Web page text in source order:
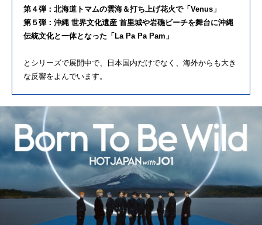
第４弾：北海道トマムの雲海＆打ち上げ花火で「Venus」
第５弾：沖縄 世界文化遺産 首里城や岩礁ビーチを舞台に沖縄
伝統文化と一体となった「La Pa Pa Pam」
とシリーズで展開中で、日本国内だけでなく、海外からも大き
な反響をよんでいます。